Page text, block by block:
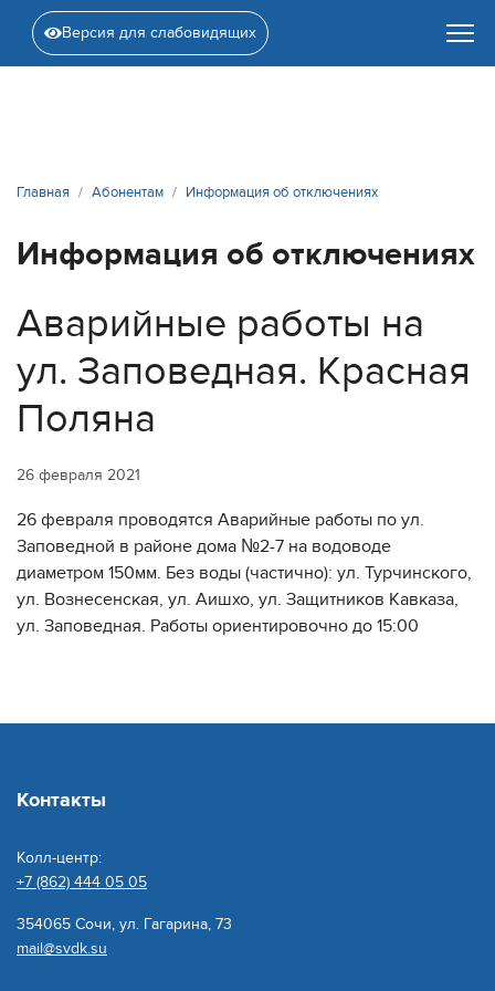
Версия для слабовидящих
Главная Абонентам Информация об отключениях
Информация об отключениях
Аварийные работы на
ул. Заповедная. Красная
Поляна
26 февраля 2021
26 февраля проводятся Аварийные работы по ул.
Заповедной в районе дома №2-7 на водоводе
диаметром 150мм. Без воды (частично): ул. Турчинского,
ул. Вознесенская, ул. Аишхо, ул. Защитников Кавказа,
ул. Заповедная. Работы ориентировочно до 15:00
Контакты
Колл-центр:
+7 (862) 444 05 05
354065 Сочи, ул. Гагарина, 73
mail@svdk.su